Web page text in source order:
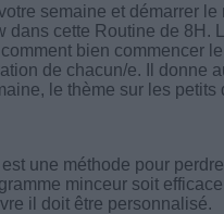
semaine et démarrer
dans cette Routine de 8H.
bien commencer
de chacun/e. Il donne
le thème sur les
une méthode pour
minceur soit
il doit être personnalisé.